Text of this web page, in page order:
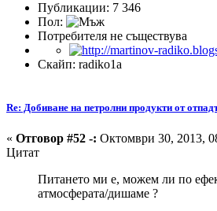
Публикации: 7 346
Пол:
Потребителя не съществува
Скайп: radiko1a
Re: Добиване на петролни продукти от
« Отговор #52 -: Октомври 30, 2013,
Цитат
Питането ми е, можем ли по
атмосферата/дишаме ?